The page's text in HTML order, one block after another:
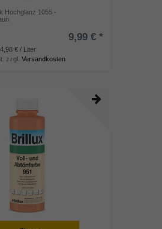
Hochglanz 1055 -
9,99 € *
€ / Liter
zzgl.Versandkosten